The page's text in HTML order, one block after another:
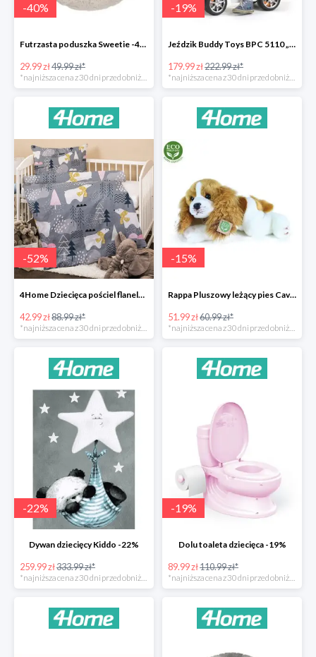
-40%
Futrzasta poduszka Sweetie -40%
29.99 zł49.99 zł*
*najniższa cena z 30 dni przed obniżką
-19%
Jeździk Buddy Toys BPC 5110 „Mercedes Benz SLS” -20%
179.99 zł222.99 zł*
*najniższa cena z 30 dni przed obniżką
-52%
4Home Dziecięca pościel flanelowa do łóżeczka Nordic Bear -52%
42.99 zł88.99 zł*
-15%
Rappa Pluszowy leżący pies Cavalier King Charles Spaniel -15%
51.99 zł60.99 zł*
-22%
Dywan dziecięcy Kiddo -22%
259.99 zł333.99 zł*
*najniższa cena z 30 dni przed obniżką
-19%
Dolu toaleta dziecięca -19%
89.99 zł110.99 zł*
*najniższa cena z 30 dni przed obniżką